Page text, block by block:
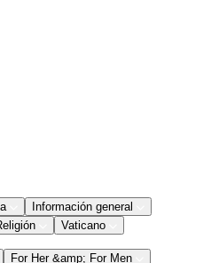
Información general
Vaticano
For Her &amp; For Men